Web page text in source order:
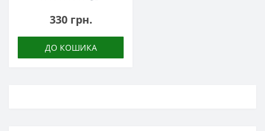
330 грн.
ДО КОШИКА